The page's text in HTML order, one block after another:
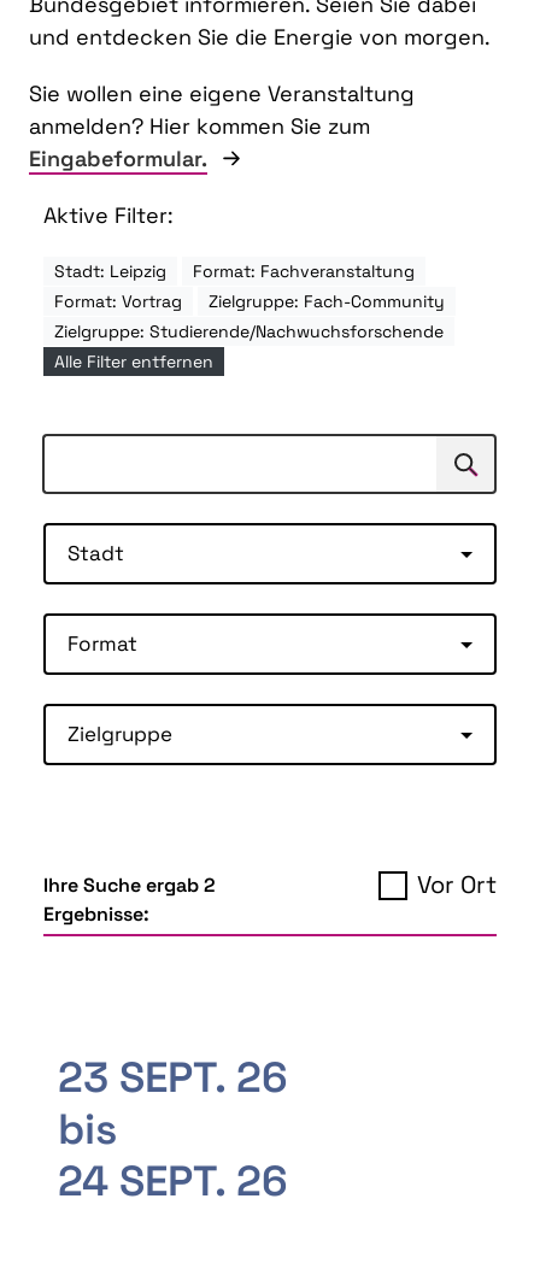
und entdecken Sie die Energie von morgen.
Sie wollen eine eigene Veranstaltung
anmelden? Hier kommen Sie zum
Eingabeformular.
Aktive Filter:
Stadt: Leipzig
Format: Fachveranstaltung
Format: Vortrag
Zielgruppe: Fach-Community
Zielgruppe: Studierende/Nachwuchsforschende
Alle Filter entfernen
Suchen
Stadt
Format
Zielgruppe
Ihre Suche ergab 2
Ergebnisse:
Vor Ort
23 SEPT. 26
bis
24 SEPT. 26